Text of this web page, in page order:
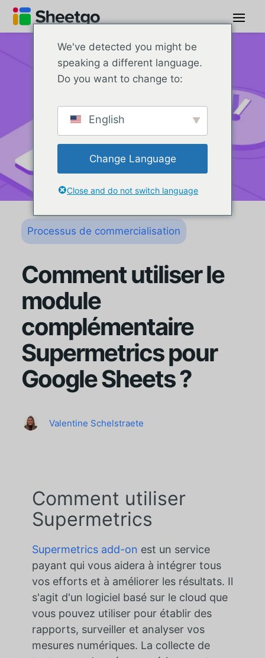
Processus de commercialisation
Comment utiliser le
module
complémentaire
Supermetrics pour
Google Sheets ?
Valentine Schelstraete
Comment utiliser
Supermetrics
Supermetrics add-on est un service
payant qui vous aidera à intégrer tous
vos efforts et à améliorer les résultats. Il
s'agit d'un logiciel basé sur le cloud que
vous pouvez utiliser pour établir des
rapports, surveiller et analyser vos
mesures numériques. La collecte de
We've detected you might be
speaking a different language.
Do you want to change to:
English
Change Language
Close and do not switch language